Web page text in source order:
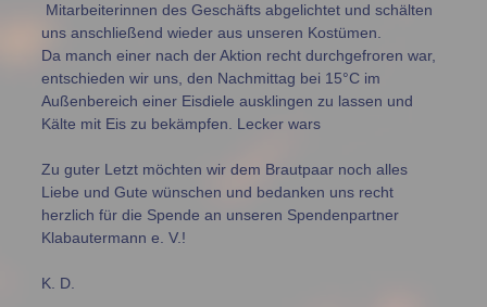
Mitarbeiterinnen des Geschäfts abgelichtet und schälten
uns anschließend wieder aus unseren Kostümen.
Da manch einer nach der Aktion recht durchgefroren war,
entschieden wir uns, den Nachmittag bei 15°C im
Außenbereich einer Eisdiele ausklingen zu lassen und
Kälte mit Eis zu bekämpfen. Lecker wars
Zu guter Letzt möchten wir dem Brautpaar noch alles
Liebe und Gute wünschen und bedanken uns recht
herzlich für die Spende an unseren Spendenpartner
Klabautermann e. V.!
K. D.